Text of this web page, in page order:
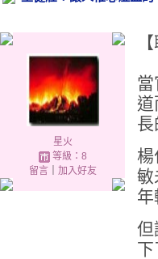
星火
等級：8
留言｜ 加入好友
敏
但